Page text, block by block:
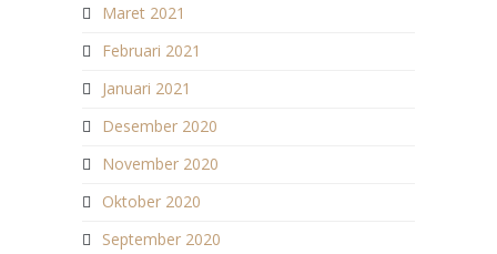
Maret 2021
Februari 2021
Januari 2021
Desember 2020
November 2020
Oktober 2020
September 2020